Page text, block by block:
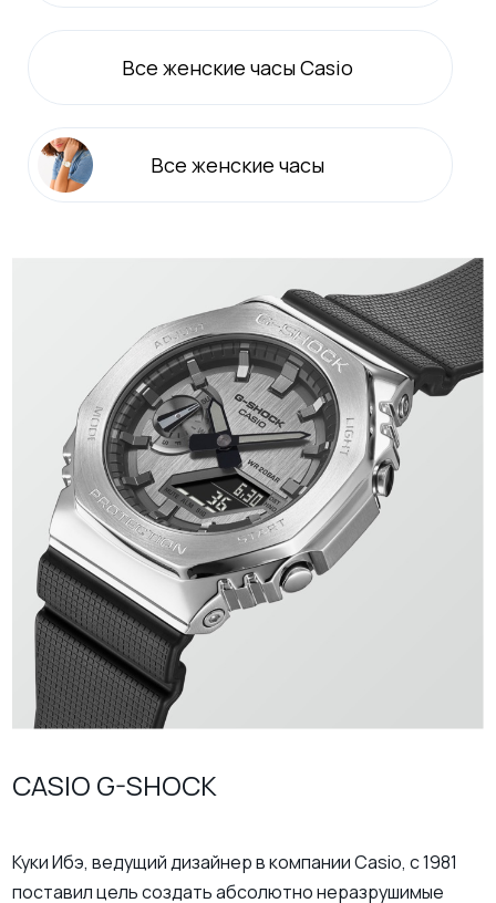
Все женские часы Casio
Все женские часы
CASIO G-SHOCK
Куки Ибэ, ведущий дизайнер в компании Casio, с 1981
поставил цель создать абсолютно неразрушимые